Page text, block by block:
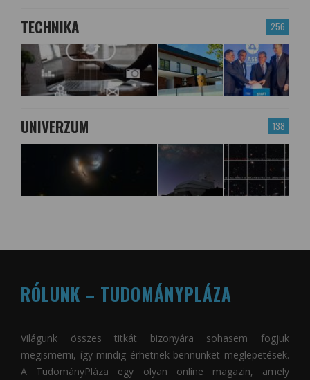
256
TECHNIKA
138
UNIVERZUM
RÓLUNK – TUDOMÁNYPLÁZA
Világunk összes titkát bizonyára sohasem fogjuk
megismerni, így mindig érhetnek bennünket meglepetések.
A TudományPláza egy olyan online magazin, amely